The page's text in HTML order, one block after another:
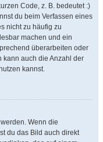
Code, z. B. bedeutet :)
du beim Verfassen eines
nicht zu häufig zu
machen und ein
überarbeiten oder
kann auch die Anzahl der
kannst.
Wenn die
du das Bild auch direkt